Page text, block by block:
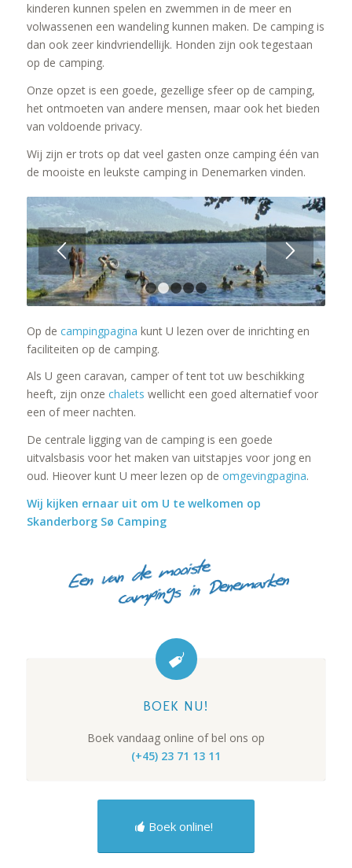
kinderen kunnen spelen en zwemmen in de meer en
volwassenen een wandeling kunnen maken. De camping is
dan ook zeer kindvriendellijk. Honden zijn ook tegestaan
op de camping.
Onze opzet is een goede, gezellige sfeer op de camping,
het ontmoeten van andere mensen, maar ook het bieden
van voldoende privacy.
Wij zijn er trots op dat veel gasten onze camping één van
de mooiste en leukste camping in Denemarken vinden.
1 2 3 4 5
Op de campingpagina kunt U lezen over de inrichting en
faciliteiten op de camping.
Als U geen caravan, camper of tent tot uw beschikking
heeft, zijn onze chalets wellicht een goed alternatief voor
een of meer nachten.
De centrale ligging van de camping is een goede
uitvalsbasis voor het maken van uitstapjes voor jong en
oud. Hieover kunt U meer lezen op de omgevingpagina.
Wij kijken ernaar uit om U te welkomen op
Skanderborg Sø Camping
BOEK NU!
Boek vandaag online of bel ons op
(+45) 23 71 13 11
Boek online!